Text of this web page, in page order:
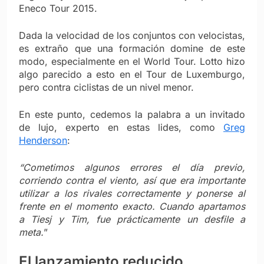
Eneco Tour 2015.
Dada la velocidad de los conjuntos con velocistas,
es extraño que una formación domine de este
modo, especialmente en el World Tour. Lotto hizo
algo parecido a esto en el Tour de Luxemburgo,
pero contra ciclistas de un nivel menor.
En este punto, cedemos la palabra a un invitado
de lujo, experto en estas lides, como Greg
Henderson:
“Cometimos algunos errores el día previo,
corriendo contra el viento, así que era importante
utilizar a los rivales correctamente y ponerse al
frente en el momento exacto. Cuando apartamos
a Tiesj y Tim, fue prácticamente un desfile a
meta.”